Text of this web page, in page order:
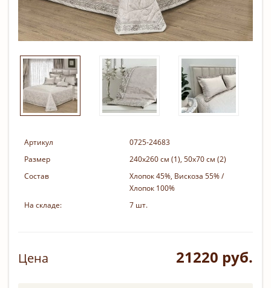
Артикул
0725-24683
Размер
240х260 см (1), 50х70 см (2)
Состав
Хлопок 45%, Вискоза 55% /
Хлопок 100%
На складе:
7 шт.
Цена 21220 руб.